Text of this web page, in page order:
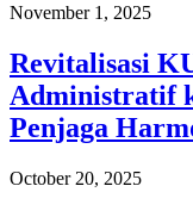
November 1, 2025
Revitalisasi
Administratif
Penjaga
October 20, 2025